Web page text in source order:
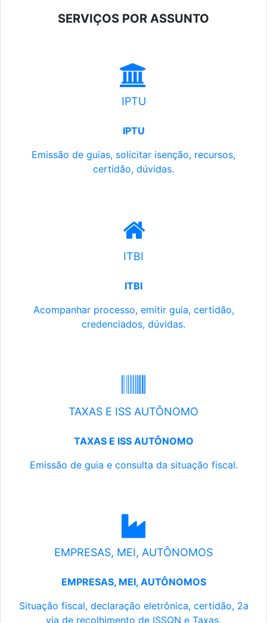
SERVIÇOS POR ASSUNTO
IPTU
IPTU
Emissão de guias, solicitar isenção, recursos,
certidão, dúvidas.
ITBI
ITBI
Acompanhar processo, emitir guia, certidão,
credenciados, dúvidas.
TAXAS E ISS AUTÔNOMO
TAXAS E ISS AUTÔNOMO
Emissão de guia e consulta da situação fiscal.
EMPRESAS, MEI, AUTÔNOMOS
EMPRESAS, MEI, AUTÔNOMOS
Situação fiscal, declaração eletrônica, certidão, 2a
via de recolhimento de ISSQN e Taxas.